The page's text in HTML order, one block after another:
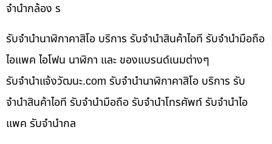
จำนำกล้อง ร
รับจำนำนาฬิกาคาสิโอ บริการ รับจำนำสินค้าไอที รับจำนำมือถือ
ไอแพค ไอโฟน นาฬิกา และ ของแบรนด์เนมต่างๆ
รับจํานําแจ้งวัฒนะ.com รับจำนำนาฬิกาคาสิโอ บริการ รับ
จำนำสินค้าไอที รับจำนำมือถือ รับจำนำโทรศัพท์ รับจำนำไอ
แพค รับจำนำกล